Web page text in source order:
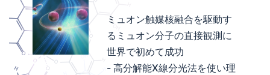
ミュオン触媒核融合を駆動す
るミュオン分子の直接観測に
世界で初めて成功
- 高分解能X線分光法を使い理